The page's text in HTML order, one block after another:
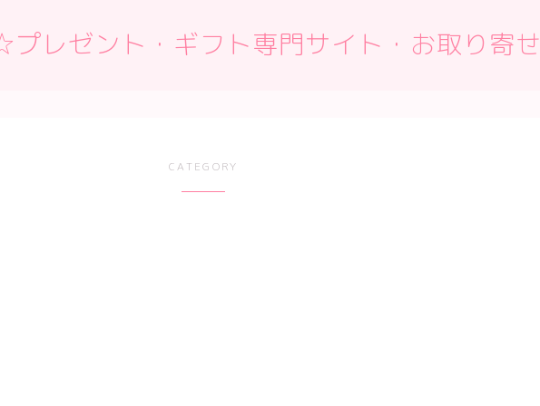
レゼント・ギフト専門サイト・お取り寄せ
CATEGORY